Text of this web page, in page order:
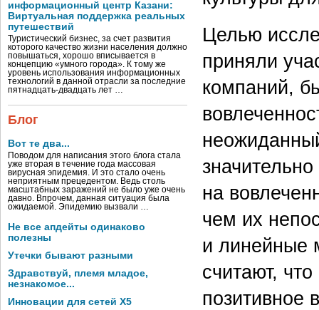
информационный центр Казани:
Виртуальная поддержка реальных
путешествий
Туристический бизнес, за счет развития
которого качество жизни населения должно
повышаться, хорошо вписывается в
концепцию «умного города». К тому же
уровень использования информационных
технологий в данной отрасли за последние
пятнадцать-двадцать лет …
Блог
Вот те два...
Поводом для написания этого блога стала
уже вторая в течение года массовая
вирусная эпидемия. И это стало очень
неприятным прецедентом. Ведь столь
масштабных заражений не было уже очень
давно. Впрочем, данная ситуация была
ожидаемой. Эпидемию вызвали …
Не все апдейты одинаково
полезны
Утечки бывают разными
Здравствуй, племя младое,
незнакомое...
Инновации для сетей X5
Целью
приняли
компаний,
на
чем их
и линейные
считают,
позитивное